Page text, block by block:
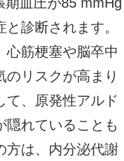
診断されます。
心筋梗塞や脳卒中
リスクが高まり
て、原発性アルド
隠れていることも
方は、内分泌代謝